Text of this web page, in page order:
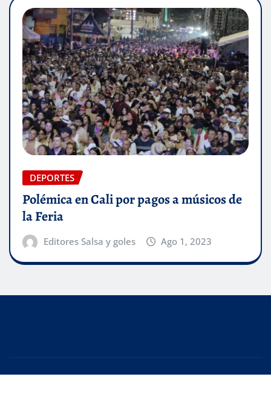
DEPORTES
Polémica en Cali por pagos a músicos de
la Feria
Editores Salsa y goles Ago 1, 2023